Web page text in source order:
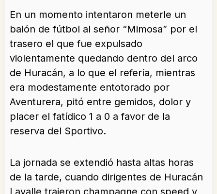
En un momento intentaron meterle un
balón de fútbol al señor “Mimosa” por el
trasero el que fue expulsado
violentamente quedando dentro del arco
de Huracán, a lo que el refería, mientras
era modestamente entotorado por
Aventurera, pitó entre gemidos, dolor y
placer el fatídico 1 a 0 a favor de la
reserva del Sportivo.
La jornada se extendió hasta altas horas
de la tarde, cuando dirigentes de Huracán
Lavalle trajeron champagne con speed y